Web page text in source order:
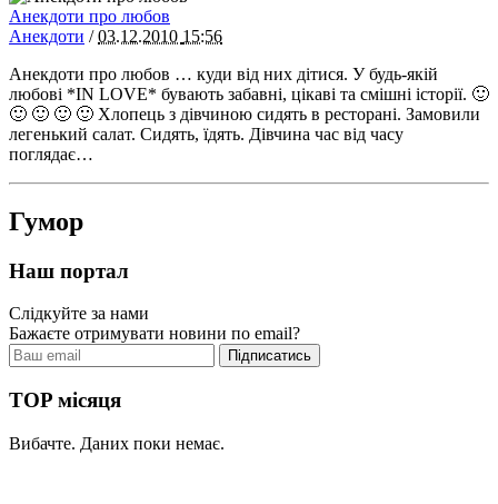
Анекдоти про любов
Анекдоти /03.12.2010 15:56
Анекдоти про любов … куди від них дітися. У будь-якій
любові *IN LOVE* бувають забавні, цікаві та смішні історії. 🙂
🙂 🙂 🙂 🙂 Хлопець з дівчиною сидять в ресторані. Замовили
легенький салат. Сидять, їдять. Дівчина час від часу
поглядає…
Гумор
Наш портал
Слідкуйте за нами
Бажаєте отримувати новини по email?
TOP місяця
Вибачте. Даних поки немає.